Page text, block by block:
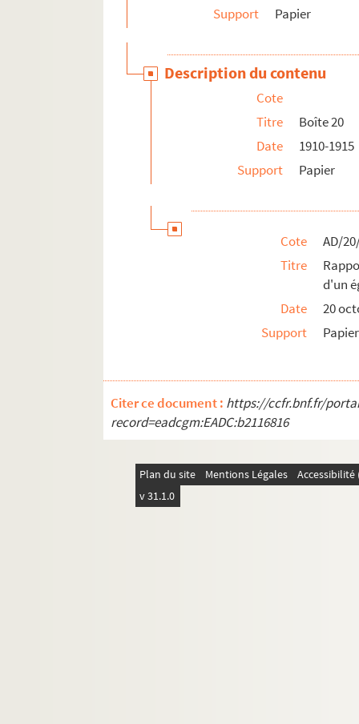
Support
Papier
Description du contenu
Cote
Titre
Boîte 20
Date
1910-1915
Support
Papier
Cote
AD/
Titre
d'un
Date
20
Support
Papier
Citer ce document : https://ccfr.bnf.fr/
record=eadcgm:EADC:b2116816
Plan du site Mentions Légales
v 31.1.0